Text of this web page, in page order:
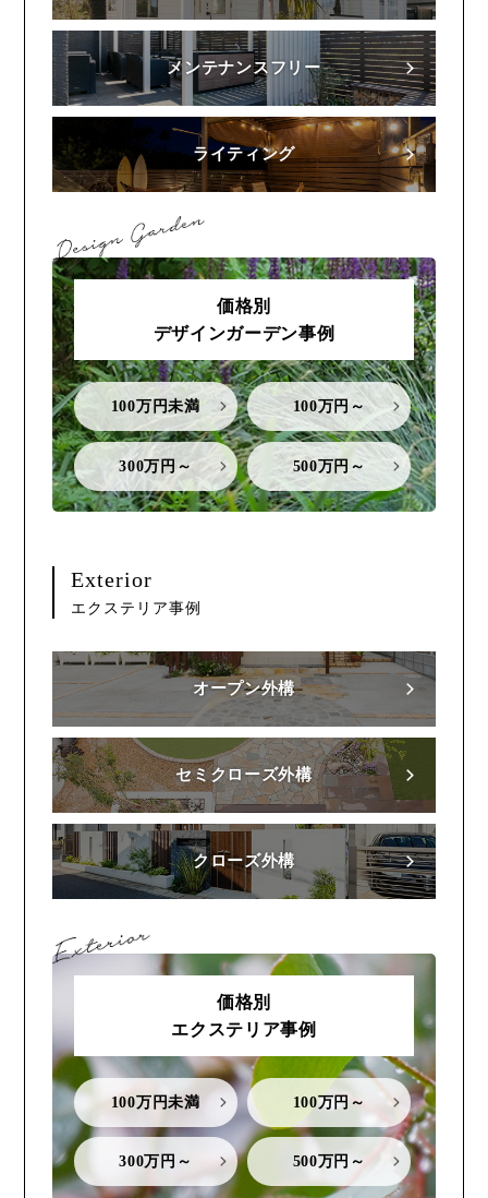
メンテナンスフリー
ライティング
価格別
デザインガーデン事例
100万円未満 100万円～
300万円～ 500万円～
Exterior
エクステリア事例
オープン外構
セミクローズ外構
クローズ外構
価格別
エクステリア事例
100万円未満 100万円～
300万円～ 500万円～